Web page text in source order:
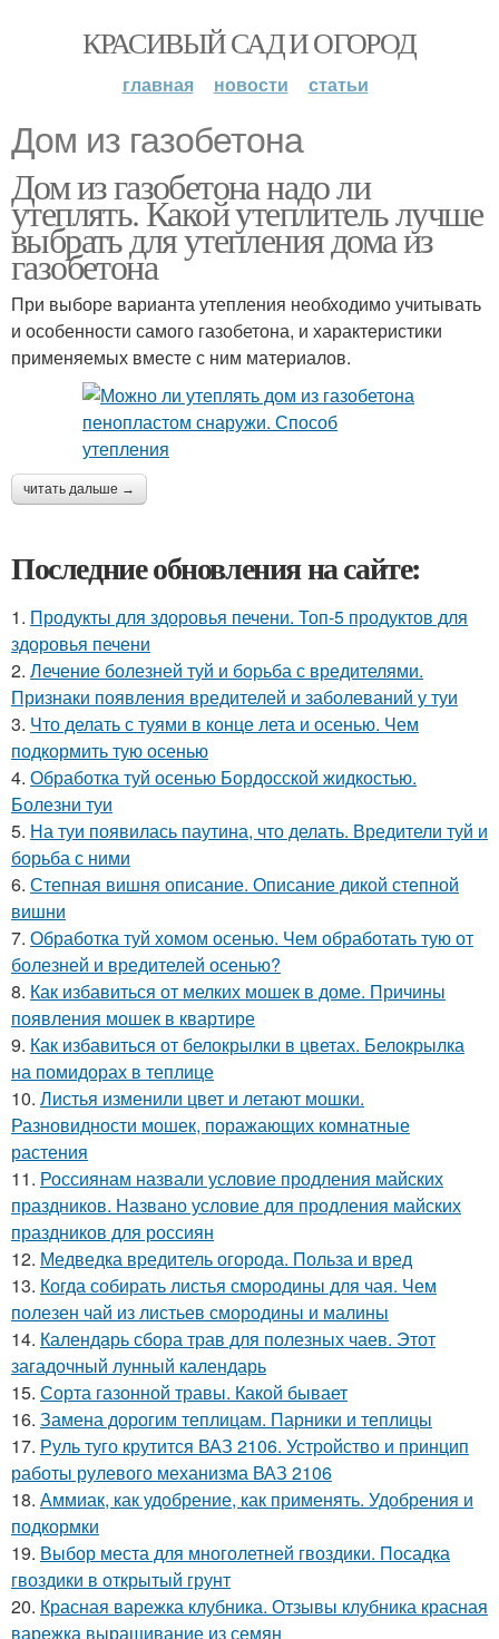
КРАСИВЫЙ САД И ОГОРОД
главная новости статьи
Дом из газобетона
Дом из газобетона надо ли
утеплять. Какой утеплитель лучше
выбрать для утепления дома из
газобетона
При выборе варианта утепления необходимо учитывать
и особенности самого газобетона, и характеристики
применяемых вместе с ним материалов.
читать дальше →
Последние обновления на сайте:
1. Продукты для здоровья печени. Топ-5 продуктов для
здоровья печени
2. Лечение болезней туй и борьба с вредителями.
Признаки появления вредителей и заболеваний у туи
3. Что делать с туями в конце лета и осенью. Чем
подкормить тую осенью
4. Обработка туй осенью Бордосской жидкостью.
Болезни туи
5. На туи появилась паутина, что делать. Вредители туй и
борьба с ними
6. Степная вишня описание. Описание дикой степной
вишни
7. Обработка туй хомом осенью. Чем обработать тую от
болезней и вредителей осенью?
8. Как избавиться от мелких мошек в доме. Причины
появления мошек в квартире
9. Как избавиться от белокрылки в цветах. Белокрылка
на помидорах в теплице
10. Листья изменили цвет и летают мошки.
Разновидности мошек, поражающих комнатные
растения
11. Россиянам назвали условие продления майских
праздников. Названо условие для продления майских
праздников для россиян
12. Медведка вредитель огорода. Польза и вред
13. Когда собирать листья смородины для чая. Чем
полезен чай из листьев смородины и малины
14. Календарь сбора трав для полезных чаев. Этот
загадочный лунный календарь
15. Сорта газонной травы. Какой бывает
16. Замена дорогим теплицам. Парники и теплицы
17. Руль туго крутится ВАЗ 2106. Устройство и принцип
работы рулевого механизма ВАЗ 2106
18. Аммиак, как удобрение, как применять. Удобрения и
подкормки
19. Выбор места для многолетней гвоздики. Посадка
гвоздики в открытый грунт
20. Красная варежка клубника. Отзывы клубника красная
варежка выращивание из семян